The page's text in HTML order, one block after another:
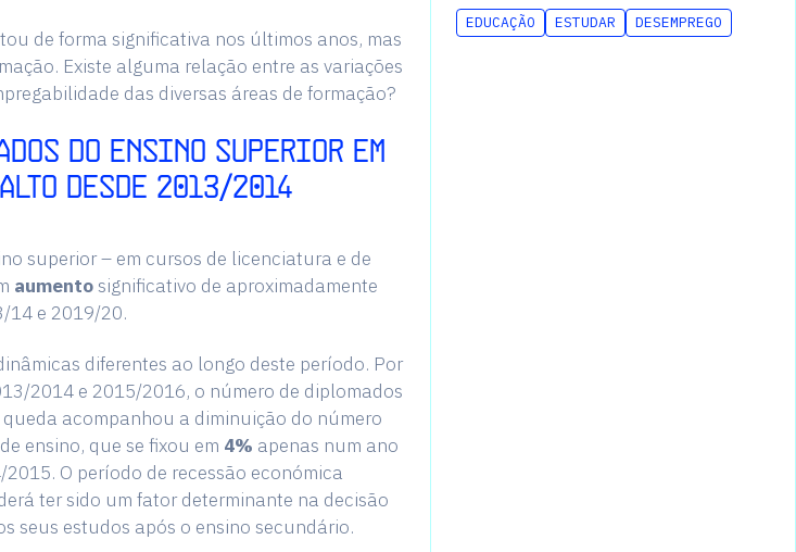
de forma significativa nos últimos anos, mas
Existe alguma relação entre as variações
das diversas áreas de formação?
DO ENSINO SUPERIOR EM
DESDE 2013/2014
superior – em cursos de licenciatura e de
aumentosignificativo de aproximadamente
14 e 2019/20.
diferentes ao longo deste período. Por
2014 e 2015/2016, o número de diplomados
queda acompanhou a diminuição do número
ensino, que se fixou em 4% apenas num ano
O período de recessão económica
ter sido um fator determinante na decisão
seus estudos após o ensino secundário.
EDUCAÇÃO ESTUDAR DESEMPREGO